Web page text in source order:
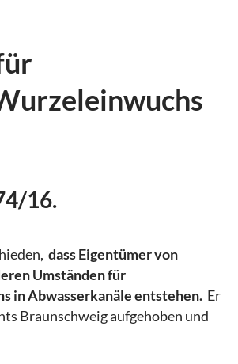
16.
dass Eigentümer von
Umständen für
in Abwasserkanäle entstehen. Er
Braunschweig aufgehoben und